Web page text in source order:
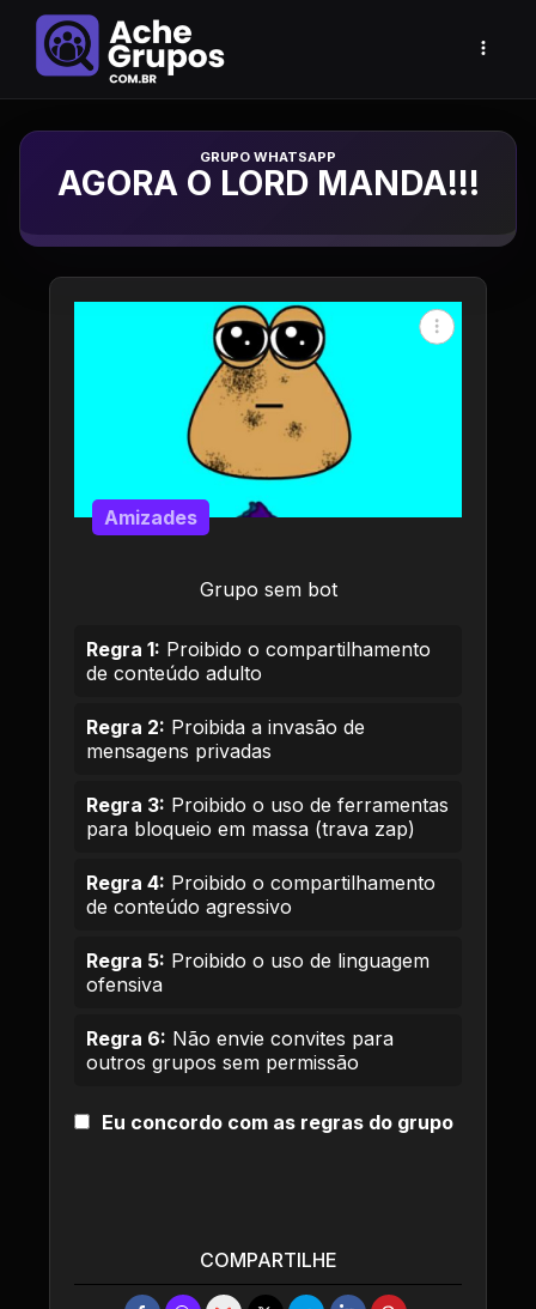
Grupo de Whatsapp
AGORA O LORD MANDA!!!
Grupo sem bot
Amizades
Regra 1: Proibido o compartilhamento
de conteúdo adulto
Regra 2: Proibida a invasão de
mensagens privadas
Regra 3: Proibido o uso de ferramentas
para bloqueio em massa (trava zap)
Regra 4: Proibido o compartilhamento
de conteúdo agressivo
Regra 5: Proibido o uso de linguagem
ofensiva
Regra 6: Não envie convites para
outros grupos sem permissão
Eu concordo com as regras do grupo
COMPARTILHE